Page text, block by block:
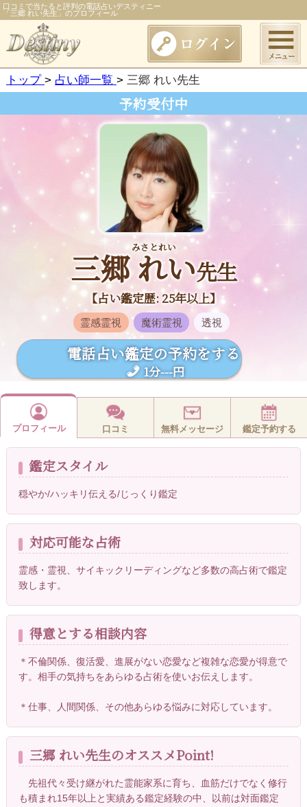
口コミで当たると評判の電話占いデスティニー
「三郷 れい先生」のプロフィール
トップ 占い師一覧 三郷 れい先生
予約受付中
みさとれい
三郷 れい先生
【占い鑑定歴: 25年以上】
霊感霊視 魔術霊視 透視
電話占い鑑定の予約をする
1分---円
プロフィール 口コミ 無料メッセージ 鑑定予約する
鑑定スタイル
穏やか/ハッキリ伝える/じっくり鑑定
対応可能な占術
霊感・霊視、サイキックリーディングなど多数の高占術で鑑定
致します。
得意とする相談内容
＊不倫関係、復活愛、進展がない恋愛など複雑な恋愛が得意で
す。相手の気持ちをあらゆる占術を使いお伝えします。
＊仕事、人間関係、その他あらゆる悩みに対応しています。
三郷 れい先生のオススメPoint!
先祖代々受け継がれた霊能家系に育ち、血筋だけでなく修行
も積まれ15年以上と実績ある鑑定経験の中、以前は対面鑑定